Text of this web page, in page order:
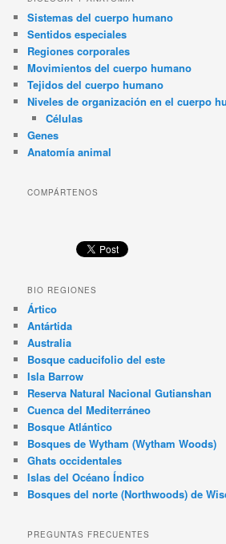
Sistemas del cuerpo humano
Sentidos especiales
Regiones corporales
Movimientos del cuerpo humano
Tejidos del cuerpo humano
Niveles de organización en el cuerpo
Células
Genes
Anatomía animal
COMPÁRTENOS
BIO REGIONES
Ártico
Antártida
Australia
Bosque caducifolio del este
Isla Barrow
Reserva Natural Nacional Gutianshan
Cuenca del Mediterráneo
Bosque Atlántico
Bosques de Wytham (Wytham Woods)
Ghats occidentales
Islas del Océano Índico
Bosques del norte (Northwoods) de
PREGUNTAS FRECUENTES